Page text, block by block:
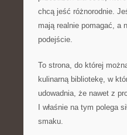
chcą jeść różnorodnie.
mają realnie pomagać, a
podejście.
To strona, do której
kulinarną bibliotekę, w
udowadnia, że nawet z
I właśnie na tym polega
smaku.